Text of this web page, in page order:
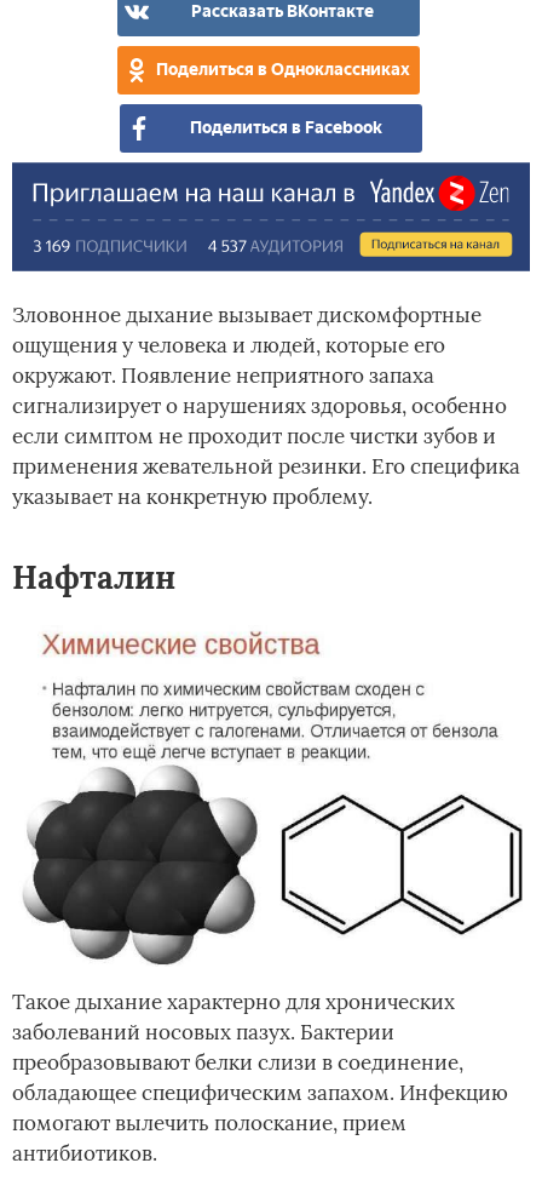
Рассказать ВКонтакте
Поделиться в Одноклассниках
Поделиться в Facebook
Зловонное дыхание вызывает дискомфортные
ощущения у человека и людей, которые его
окружают. Появление неприятного запаха
сигнализирует о нарушениях здоровья, особенно
если симптом не проходит после чистки зубов и
применения жевательной резинки. Его специфика
указывает на конкретную проблему.
Нафталин
Такое дыхание характерно для хронических
заболеваний носовых пазух. Бактерии
преобразовывают белки слизи в соединение,
обладающее специфическим запахом. Инфекцию
помогают вылечить полоскание, прием
антибиотиков.